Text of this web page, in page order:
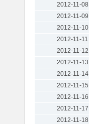
2012-11-08
2012-11-09
2012-11-10
2012-11-11
2012-11-12
2012-11-13
2012-11-14
2012-11-15
2012-11-16
2012-11-17
2012-11-18